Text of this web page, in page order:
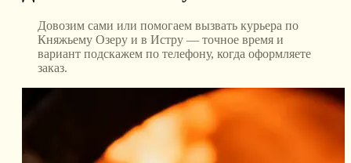
Довозим сами или помогаем вызвать курьера по
Княжьему Озеру и в Истру — точное время и
вариант подскажем по телефону, когда оформляете
заказ.